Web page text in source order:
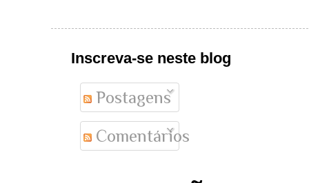
Inscreva-se neste blog
Postagens
Comentários